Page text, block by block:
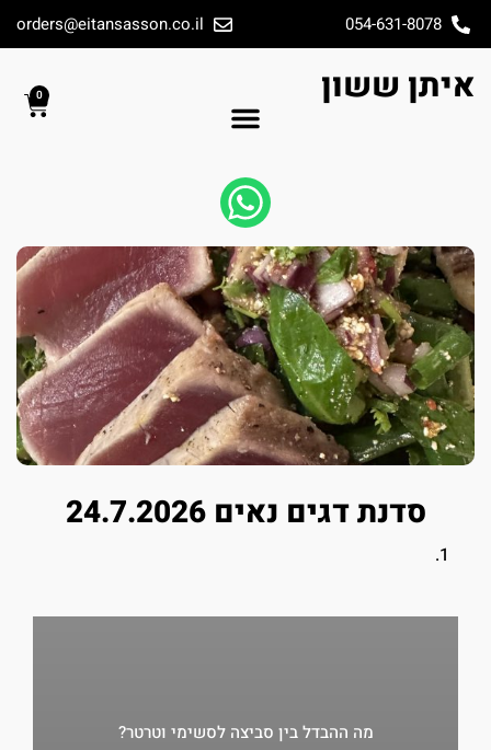
054-631-8078
orders@eitansasson.co.il
איתן ששון 0
סדנת דגים נאים 24.7.2026
מה ההבדל בין סביצה לסשימי וטרטר?